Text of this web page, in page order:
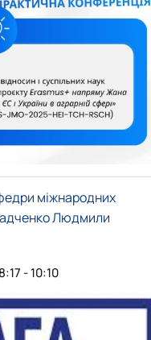
міжнародних
Людмили
- 10:10